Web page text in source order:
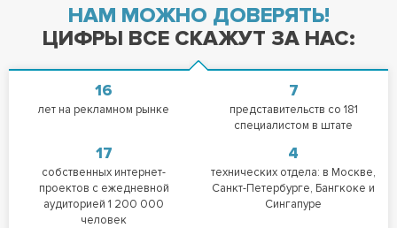
НАМ МОЖНО ДОВЕРЯТЬ!
ЦИФРЫ ВСЕ СКАЖУТ ЗА НАС:
16
лет на рекламном рынке
7
представительств со 181
специалистом в штате
17
собственных интернет-
проектов с ежедневной
аудиторией 1 200 000
человек
4
технических отдела: в Москве,
Санкт-Петербурге, Бангкоке и
Сингапуре